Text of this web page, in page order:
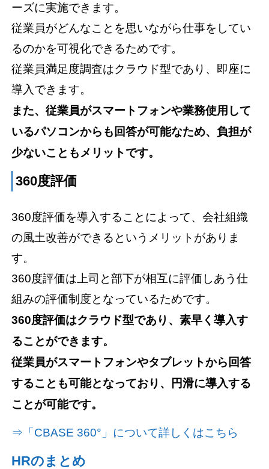
ーズに実施できます。
従業員がどんなことを思いながら仕事をしてい
るのかを可視化できるためです。
従業員満足度調査はクラウド型であり、即座に
導入できます。
また、従業員がスマートフォンや業務使用して
いるパソコンからも回答が可能なため、負担が
少ないこともメリットです。
360度評価
360度評価を導入することによって、会社組織
の風土改善ができるというメリットがありま
す。
360度評価は上司と部下が相互に評価しあう仕
組みの評価制度となっているためです。
360度評価はクラウド型であり、素早く導入す
ることができます。
従業員がスマートフォンやタブレットから回答
することも可能となっており、円滑に導入する
ことが可能です。
⇒「CBASE 360°」について詳しくはこちら
HRのまとめ